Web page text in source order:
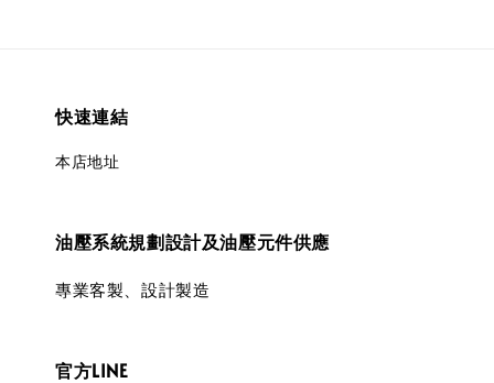
快速連結
本店地址
油壓系統規劃設計及油壓元件供應
專業客製、設計製造
官方LINE